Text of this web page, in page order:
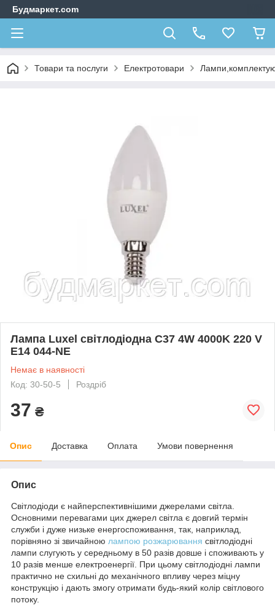
Будмаркет.com
Товари та послуги Електротовари
Лампа Luxel світлодіодна C37 4W 4000K 220 V
E14 044-NE
Немає в наявності
Код: 30-50-5
Роздріб
37 ₴
Опис Доставка Оплата Умови повернення
Опис
Світлодіоди є найперспективнішими джерелами світла.
Основними перевагами цих джерел світла є довгий термін
служби і дуже низьке енергоспоживання, так, наприклад,
порівняно зі звичайною лампою розжарювання світлодіодні
лампи слугують у середньому в 50 разів довше і споживають у
10 разів менше електроенергії. При цьому світлодіодні лампи
практично не схильні до механічного впливу через міцну
конструкцію і дають змогу отримати будь-який колір світлового
потоку.